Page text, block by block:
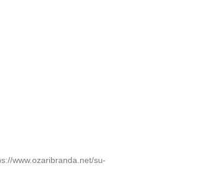
www.ozaribranda.net/su-